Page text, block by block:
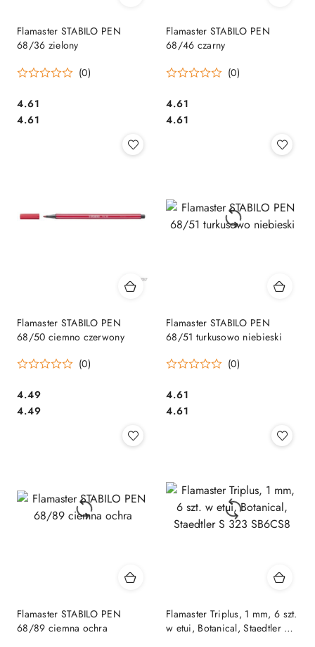
Flamaster STABILO PEN
68/36 zielony
(0)
Cena:
4.61
Cena:
4.61
Flamaster STABILO PEN
68/46 czarny
(0)
Cena:
4.61
Cena:
4.61
Flamaster STABILO PEN
68/50 ciemno czerwony
(0)
Cena:
4.49
Cena:
4.49
Flamaster STABILO PEN
68/51 turkusowo niebieski
(0)
Cena:
4.61
Cena:
4.61
Flamaster STABILO PEN
68/89 ciemna ochra
Flamaster Triplus, 1 mm, 6 szt.
w etui, Botanical, Staedtler S